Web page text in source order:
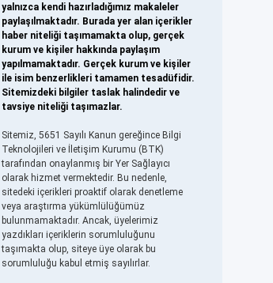
yalnızca kendi hazırladığımız makaleler
paylaşılmaktadır. Burada yer alan içerikler
haber niteliği taşımamakta olup, gerçek
kurum ve kişiler hakkında paylaşım
yapılmamaktadır. Gerçek kurum ve kişiler
ile isim benzerlikleri tamamen tesadüfidir.
Sitemizdeki bilgiler taslak halindedir ve
tavsiye niteliği taşımazlar.
Sitemiz, 5651 Sayılı Kanun gereğince Bilgi
Teknolojileri ve İletişim Kurumu (BTK)
tarafından onaylanmış bir Yer Sağlayıcı
olarak hizmet vermektedir. Bu nedenle,
sitedeki içerikleri proaktif olarak denetleme
veya araştırma yükümlülüğümüz
bulunmamaktadır. Ancak, üyelerimiz
yazdıkları içeriklerin sorumluluğunu
taşımakta olup, siteye üye olarak bu
sorumluluğu kabul etmiş sayılırlar.